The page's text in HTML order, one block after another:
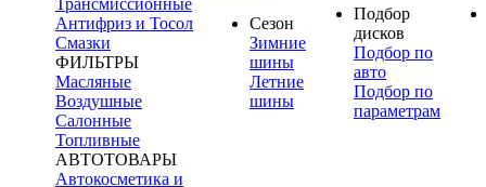
Антифриз и Тосол
Смазки
ФИЛЬТРЫ
Масляные
Воздушные
Салонные
Топливные
АВТОТОВАРЫ
Автокосметика и
Сезон
Зимние
шины
Летние
шины
Подбор
дисков
Подбор по
авто
Подбор по
параметрам